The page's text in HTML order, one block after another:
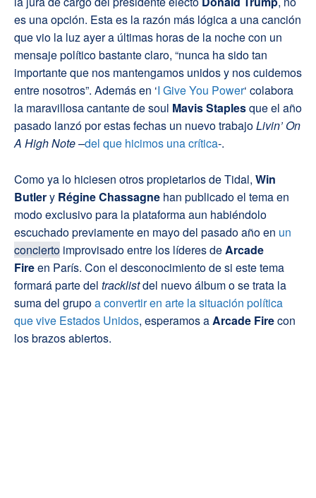
es una opción. Esta es la razón más lógica a una canción
que vio la luz ayer a últimas horas de la noche con un
mensaje político bastante claro, “nunca ha sido tan
importante que nos mantengamos unidos y nos cuidemos
entre nosotros”. Además en ‘I Give You Power‘ colabora
la maravillosa cantante de soul Mavis Staplesque el año
pasado lanzó por estas fechas un nuevo trabajoLivin’ On
A High Note –del que hicimos una crítica-.
Como ya lo hiciesen otros propietarios de Tidal, Win
Butlery Régine Chassagne han publicado el tema en
modo exclusivo para la plataforma aun habiéndolo
escuchado previamente en mayo del pasado año en un
concierto improvisado entre los líderes deArcade
Fireen París. Con el desconocimiento de si este tema
formará parte del tracklistdel nuevo álbum o se trata la
suma del grupoa convertir en arte la situación política
que vive Estados Unidos, esperamos aArcade Firecon
los brazos abiertos.